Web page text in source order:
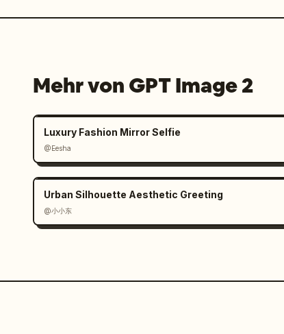
Mehr von GPT Image 2
Luxury Fashion Mirror Selfie
@Eesha
Urban Silhouette Aesthetic Greeting
@小小东